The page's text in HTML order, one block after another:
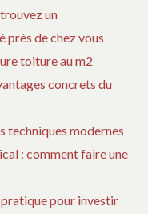
un
de chez vous
toiture au m2
concrets du
techniques modernes
: comment faire une
pour investir